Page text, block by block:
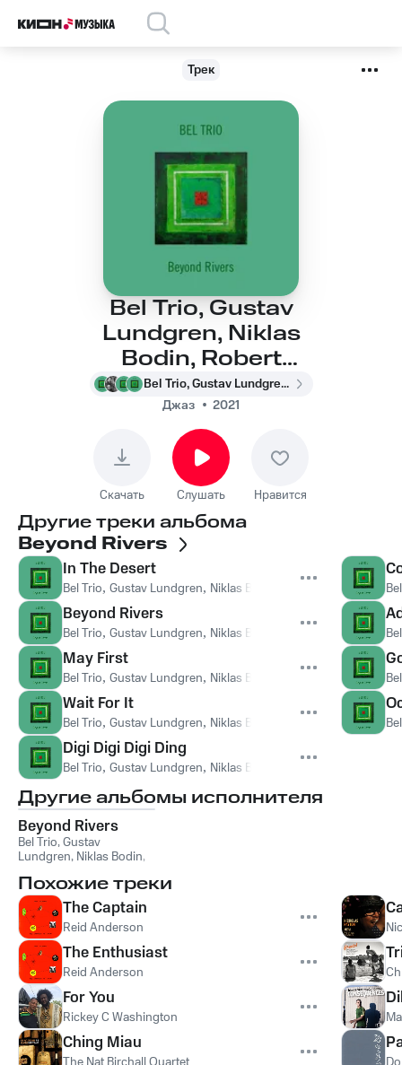
Трек
Bel Trio, Gustav
Lundgren, Niklas
Bodin, Robert
Erlandsson - Gonja
Bel Trio, Gustav Lundgren, Niklas Bodin, Robert Erlandsson
Джаз
2021
Скачать Слушать Нравится
Другие треки альбома
Beyond Rivers
In The Desert
Bel Trio, Gustav Lundgren, Niklas Bodin Robert Erlandsson
Beyond Rivers
Bel Trio, Gustav Lundgren, Niklas Bodin Robert Erlandsson
May First
Bel Trio, Gustav Lundgren, Niklas Bodin Robert Erlandsson
Wait For It
Bel Trio, Gustav Lundgren, Niklas Bodin Robert Erlandsson
Digi Digi Digi Ding
Bel Trio, Gustav Lundgren, Niklas Bodin
Другие альбомы исполнителя
Beyond Rivers
Bel Trio,Gustav
Lundgren, Niklas Bodin,
Похожие треки
The Captain
Reid Anderson
The Enthusiast
Reid Anderson
For You
Rickey C Washington
Ching Miau